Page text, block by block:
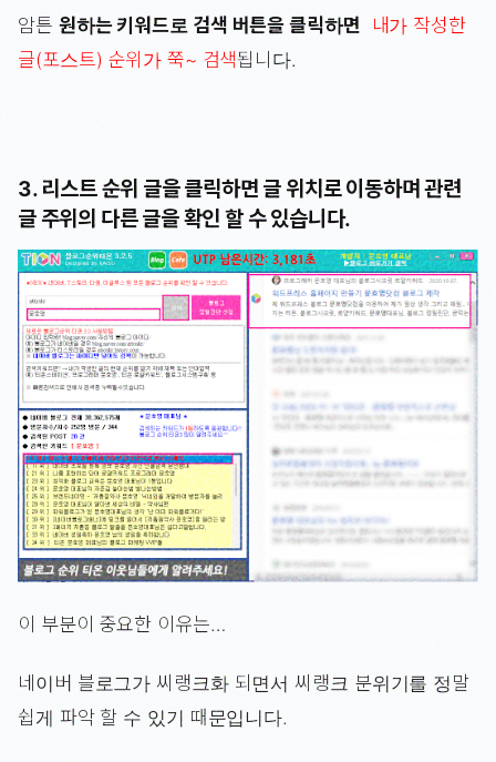
암튼 원하는 키워드로 검색 버튼을 클릭하면 내가 작성한
글(포스트) 순위가 쭉~ 검색됩니다.
3. 리스트 순위 글을 클릭하면 글 위치로 이동하며 관련
글 주위의 다른 글을 확인 할 수 있습니다.
이 부분이 중요한 이유는…
네이버 블로그가 씨랭크화 되면서 씨랭크 분위기를 정말
쉽게 파악 할 수 있기 때문입니다.